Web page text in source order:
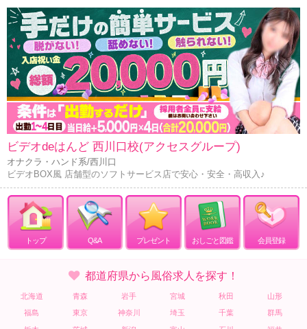
ビデオdeはんど 西川口校(アクセスグループ)
オナクラ・ハンド系/西川口
ビデオBOX風 店舗型のソフトサービス店で安心・安全・高収入♪
トップ Q&A プレゼント おしごと図鑑 会員登録
都道府県から風俗求人を探す！
北海道 青森 岩手 宮城 秋田 山形
福島 東京 神奈川 埼玉 千葉 群馬